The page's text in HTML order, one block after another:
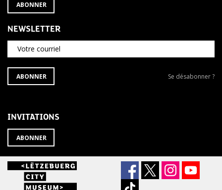
ABONNER
NEWSLETTER
Votre courriel
S'ABONNER
À
ABONNER
Se
Se désabonner ?
INVITATIONS
ABONNER